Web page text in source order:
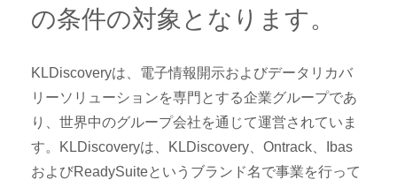
の条件の対象となります。
KLDiscoveryは、電子情報開示およびデータリカバ
リーソリューションを専門とする企業グループであ
り、世界中のグループ会社を通じて運営されていま
す。KLDiscoveryは、KLDiscovery、Ontrack、Ibas
およびReadySuiteというブランド名で事業を行って